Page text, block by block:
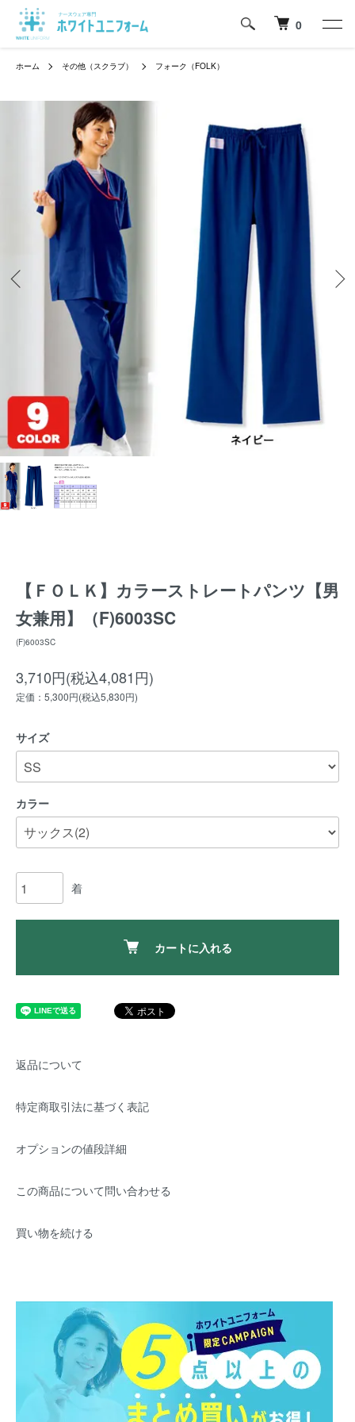
0
ホーム その他（スクラブ） フォーク（FOLK）
【ＦＯＬＫ】カラーストレートパンツ【男
女兼用】（F)6003SC
(F)6003SC
3,710円(税込4,081円)
定価：5,300円(税込5,830円)
サイズ
カラー
着
カートに入れる
返品について
特定商取引法に基づく表記
オプションの値段詳細
この商品について問い合わせる
買い物を続ける